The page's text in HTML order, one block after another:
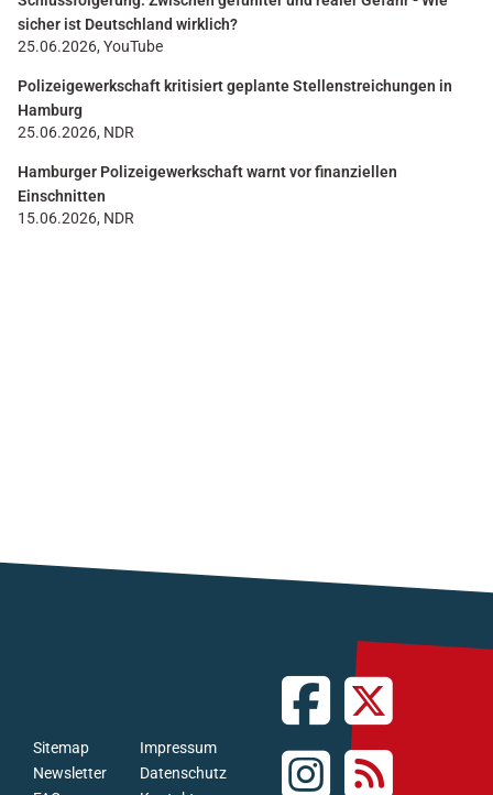
sicher ist Deutschland wirklich?
25.06.2026, YouTube
Polizeigewerkschaft kritisiert geplante Stellenstreichungen in
Hamburg
25.06.2026, NDR
Hamburger Polizeigewerkschaft warnt vor finanziellen
Einschnitten
15.06.2026, NDR
Newsletter
Sitemap
Datenschutz
Impressum